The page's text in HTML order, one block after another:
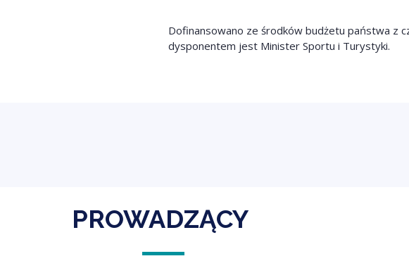
Dofinansowano ze środków budżetu państwa z
dysponentem jest Minister Sportu i Turystyki.
PROWADZĄCY